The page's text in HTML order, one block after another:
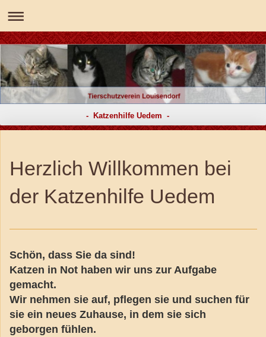
- Katzenhilfe Uedem -
Herzlich Willkommen bei
der Katzenhilfe Uedem
Schön, dass Sie da sind!
Katzen in Not haben wir uns zur Aufgabe
gemacht.
Wir nehmen sie auf, pflegen sie und suchen für
sie ein neues Zuhause, in dem sie sich
geborgen fühlen.